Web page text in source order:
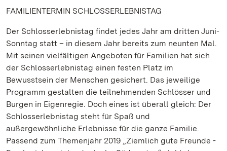
FAMILIENTERMIN SCHLOSSERLEBNISTAG
Der Schlosserlebnistag findet jedes Jahr am dritten Juni-
Sonntag statt – in diesem Jahr bereits zum neunten Mal.
Mit seinen vielfältigen Angeboten für Familien hat sich
der Schlosserlebnistag einen festen Platz im
Bewusstsein der Menschen gesichert. Das jeweilige
Programm gestalten die teilnehmenden Schlösser und
Burgen in Eigenregie. Doch eines ist überall gleich: Der
Schlosserlebnistag steht für Spaß und
außergewöhnliche Erlebnisse für die ganze Familie.
Passend zum Themenjahr 2019 „Ziemlich gute Freunde -